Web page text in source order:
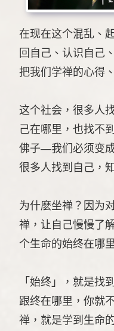
在现在这个混乱、
回自己、认识自己
把我们学禅的心得
这个社会，很多人
己在哪里，也找不
佛子—我们必须变
很多人找到自己，
为什麽坐禅？因为
禅，让自己慢慢了
个生命的始终在哪
「始终」，就是找
跟终在哪里，你就
禅，就是学到生命